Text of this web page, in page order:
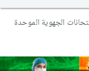
الجهوية الموحدة